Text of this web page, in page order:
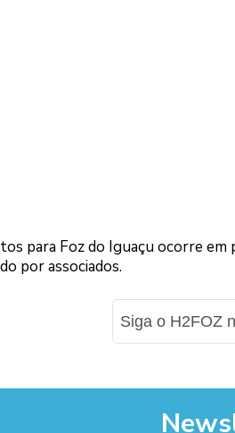
para Foz do Iguaçu ocorre
por associados.
Siga o H2FOZ